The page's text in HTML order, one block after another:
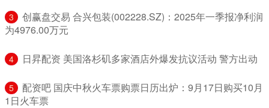
3
​创赢盘交易 合兴包装(002228.SZ)：2025年一季报净利润
为4976.00万元
4 ​日昇配资 美国洛杉矶多家酒店外爆发抗议活动 警方出动
5
​配资吧 国庆中秋火车票购票日历出炉：9月17日购买10月
1日火车票